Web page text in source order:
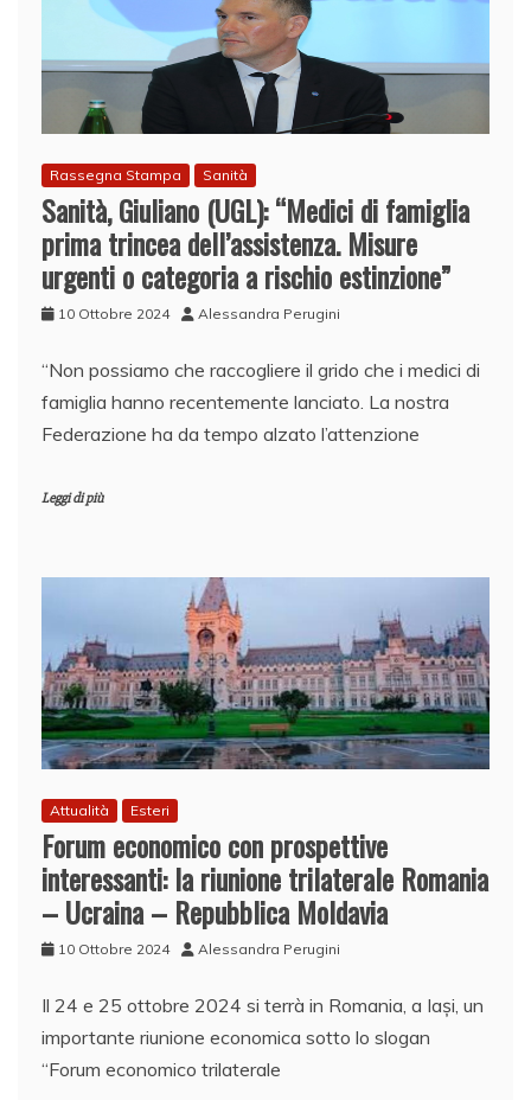
Rassegna Stampa Sanità
Sanità, Giuliano (UGL): “Medici di famiglia
prima trincea dell’assistenza. Misure
urgenti o categoria a rischio estinzione”
10 Ottobre 2024 Alessandra Perugini
“Non possiamo che raccogliere il grido che i medici di
famiglia hanno recentemente lanciato. La nostra
Federazione ha da tempo alzato l’attenzione
Leggi di più
Attualità Esteri
Forum economico con prospettive
interessanti: la riunione trilaterale Romania
– Ucraina – Repubblica Moldavia
10 Ottobre 2024 Alessandra Perugini
Il 24 e 25 ottobre 2024 si terrà in Romania, a Iași, un
importante riunione economica sotto lo slogan
“Forum economico trilaterale